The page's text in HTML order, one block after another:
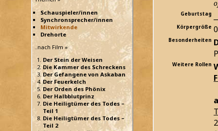
Schauspieler/innen
Synchronsprecher/innen
Mitwirkende
Drehorte
..nach Film »
Der Stein der Weisen
Die Kammer des Schreckens
Der Gefangene von Askaban
Der Feuerkelch
Der Orden des Phönix
Der Halbblutprinz
Die Heiligtümer des Todes –
Teil 1
Die Heiligtümer des Todes –
Teil 2
Geburtstag
Körpergröße
Besonderheiten
Weitere Rollen